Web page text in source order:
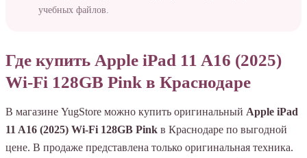
учебных файлов.
Где купить Apple iPad 11 A16 (2025)
Wi-Fi 128GB Pink в Краснодаре
В магазине YugStore можно купить оригинальный Apple iPad
11 A16 (2025) Wi-Fi 128GB Pink в Краснодаре по выгодной
цене. В продаже представлена только оригинальная техника.